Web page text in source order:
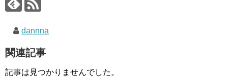
dannna
関連記事
記事は見つかりませんでした。